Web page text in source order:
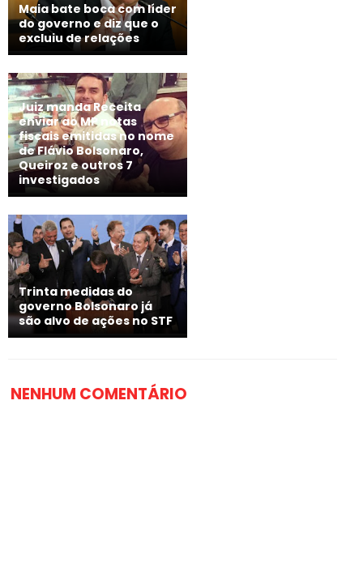
Maia bate boca com líder
do governo e diz que o
excluiu de relações
Juiz manda Receita
enviar ao MP notas
fiscais emitidas no nome
de Flávio Bolsonaro,
Queiroz e outros 7
investigados
Trinta medidas do
governo Bolsonaro já
são alvo de ações no STF
NENHUM COMENTÁRIO